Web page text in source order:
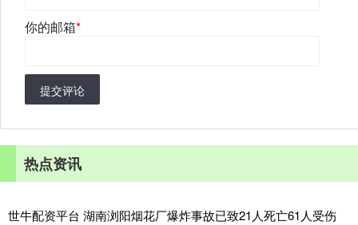
你的邮箱*
提交评论
热点资讯
世牛配资平台 湖南浏阳烟花厂爆炸事故已致21人死亡61人受伤